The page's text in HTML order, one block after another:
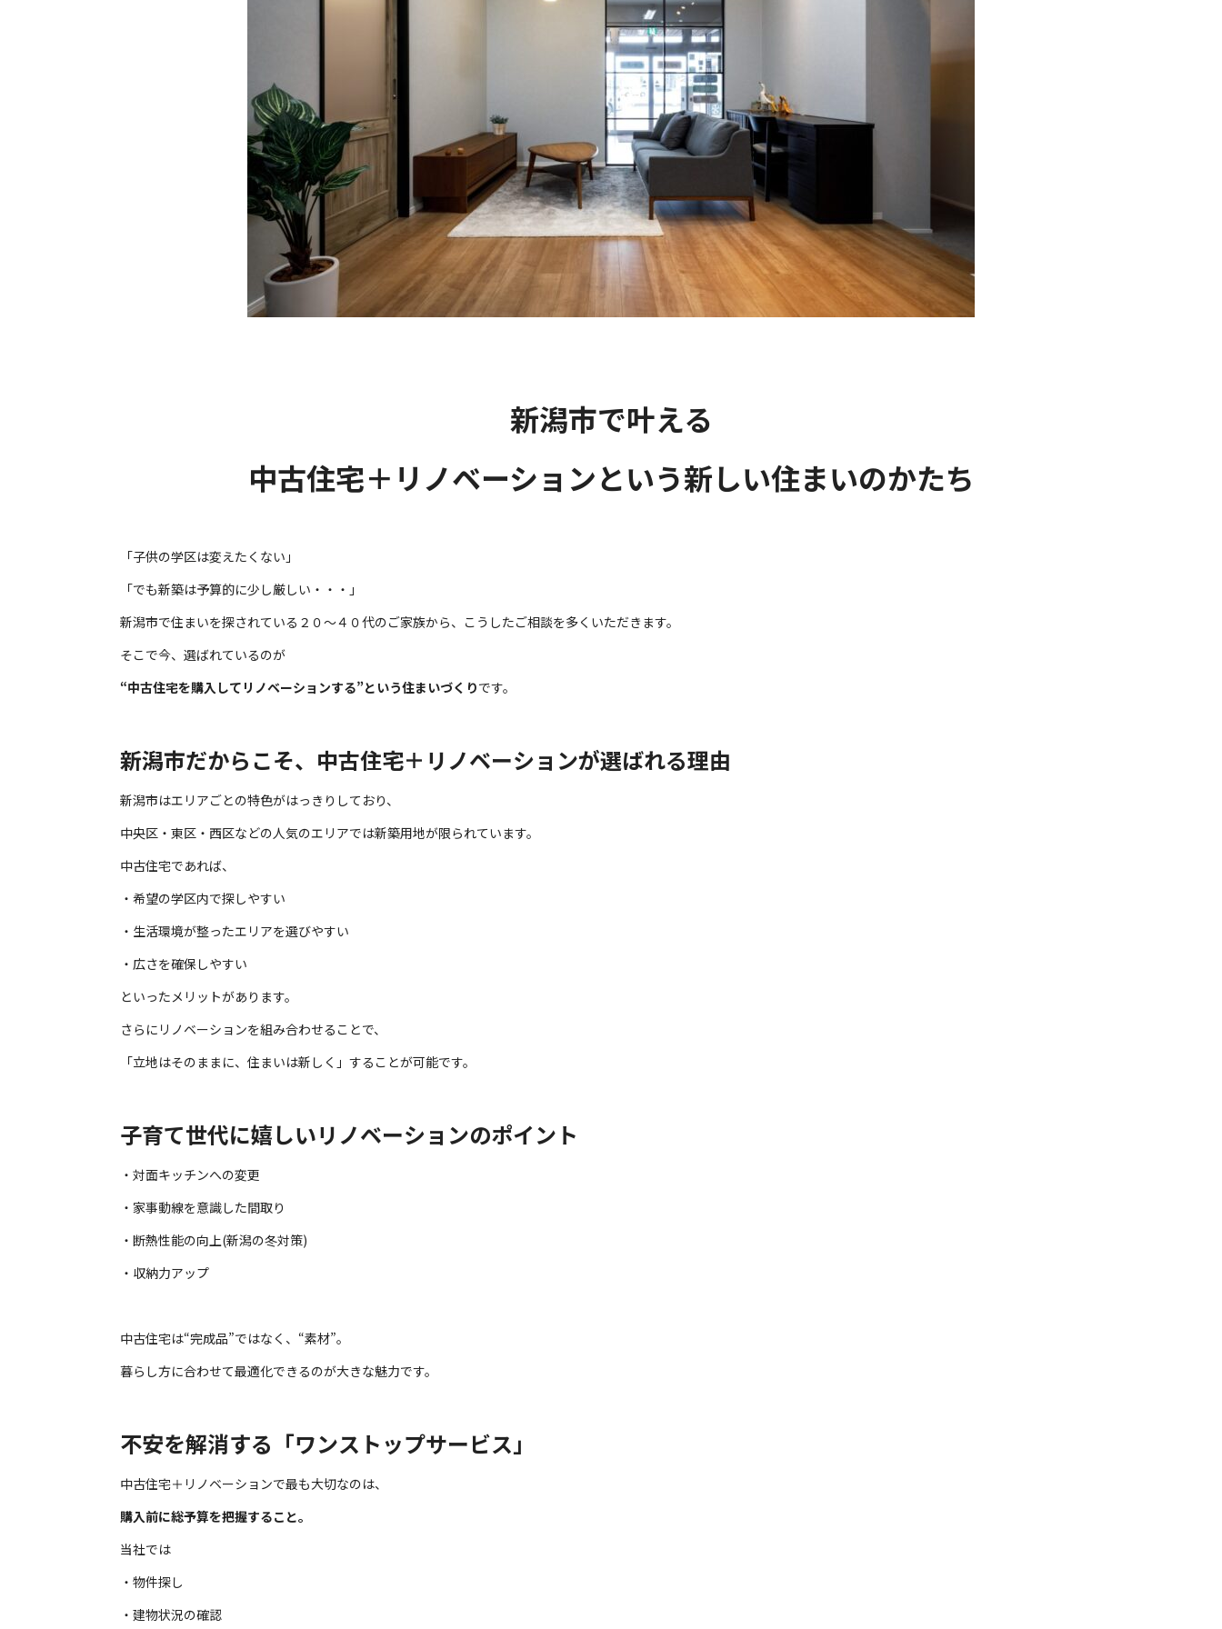
新潟市で叶える
中古住宅＋リノベーションという新しい住まいのかたち
「子供の学区は変えたくない」
「でも新築は予算的に少し厳しい・・・」
新潟市で住まいを探されている２０～４０代のご家族から、こうしたご相談を多くいただきます。
そこで今、選ばれているのが
“中古住宅を購入してリノベーションする”という住まいづくりです。
新潟市だからこそ、中古住宅＋リノベーションが選ばれる理由
新潟市はエリアごとの特色がはっきりしており、
中央区・東区・西区などの人気のエリアでは新築用地が限られています。
中古住宅であれば、
・希望の学区内で探しやすい
・生活環境が整ったエリアを選びやすい
・広さを確保しやすい
といったメリットがあります。
さらにリノベーションを組み合わせることで、
「立地はそのままに、住まいは新しく」することが可能です。
子育て世代に嬉しいリノベーションのポイント
・対面キッチンへの変更
・家事動線を意識した間取り
・断熱性能の向上(新潟の冬対策)
・収納力アップ
中古住宅は“完成品”ではなく、“素材”。
暮らし方に合わせて最適化できるのが大きな魅力です。
不安を解消する「ワンストップサービス」
中古住宅＋リノベーションで最も大切なのは、
購入前に総予算を把握すること。
当社では
・物件探し
・建物状況の確認